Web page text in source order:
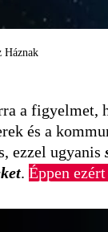
Háznak
a figyelmet,
és a
ezzel ugyanis
. Éppen